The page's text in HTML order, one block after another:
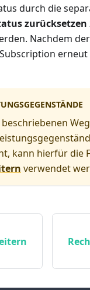
durch die
zurücksetzen
Nachdem
kann hierfür die
verwendet